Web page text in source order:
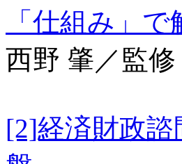
「仕組み」
西野 肇／監
[2]経済財政